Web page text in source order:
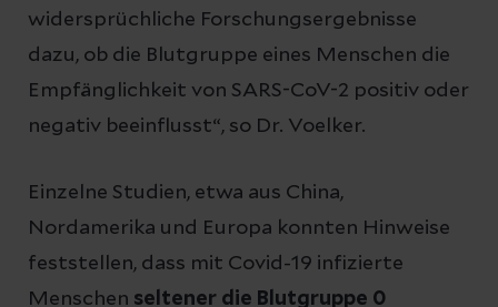
widersprüchliche Forschungsergebnisse
dazu, ob die Blutgruppe eines Menschen die
Empfänglichkeit von SARS-CoV-2 positiv oder
negativ beeinflusst“, so Dr. Voelker.
Einzelne Studien, etwa aus China,
Nordamerika und Europa konnten Hinweise
feststellen, dass mit Covid-19 infizierte
Menschen seltener die Blutgruppe 0